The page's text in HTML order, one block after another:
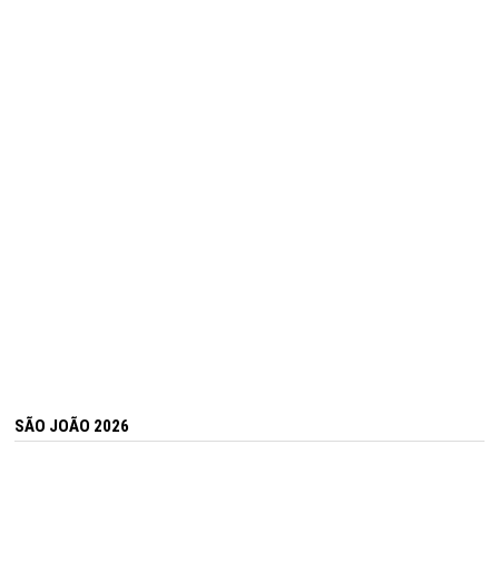
SÃO JOÃO 2026